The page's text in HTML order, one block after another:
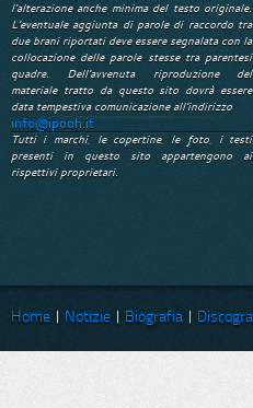
l'alterazione anche minima del testo originale.
L'eventuale aggiunta di parole di raccordo tra
due brani riportati deve essere segnalata con la
collocazione delle parole stesse tra parentesi
quadre. Dell'avvenuta riproduzione del
materiale tratto da questo sito dovrà essere
data tempestiva comunicazione all'indirizzo
info@ipooh.it
Tutti i marchi, le copertine, le foto, i testi
presenti in questo sito appartengono ai
rispettivi proprietari.
Home Notizie Biografia